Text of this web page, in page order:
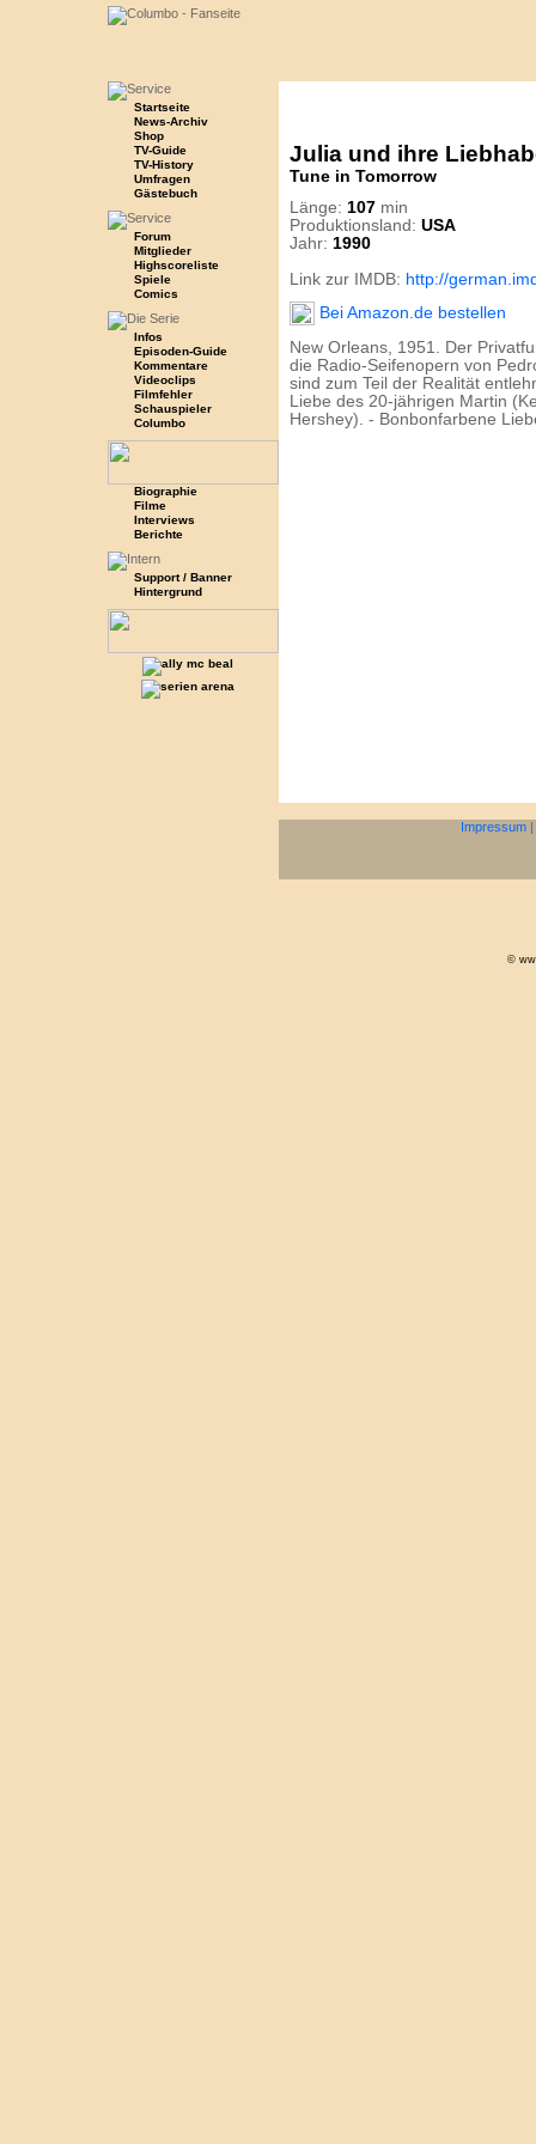
Startseite
News-Archiv
Shop
TV-Guide
TV-History
Umfragen
Gästebuch
Forum
Mitglieder
Highscoreliste
Spiele
Comics
Infos
Episoden-Guide
Kommentare
Videoclips
Filmfehler
Schauspieler
Columbo
Biographie
Filme
Interviews
Berichte
Support / Banner
Hintergrund
Julia und ihre
Tune in Tomorrow
Länge: 107min
Produktionsland: USA
Jahr: 1990
Link zur IMDB: http://
Bei Amazon.de bestellen
New Orleans, 1951. Der
die Radio-Seifenopern von
sind zum Teil der Realität
Liebe des 20-jährigen Martin
Hershey). - Bonbonfarbene
Impressum |
©